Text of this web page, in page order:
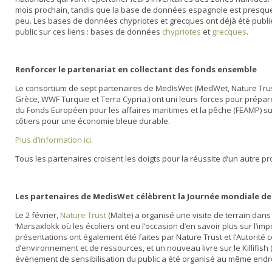
mois prochain, tandis que la base de données espagnole est
peu. Les bases de données chypriotes et grecques ont déjà été
public sur ces liens : bases de données chypriotes et grecques.
Renforcer le partenariat en collectant des fonds ensemble
Le consortium de sept partenaires de MedIsWet (MedWet, Nature
Grèce, WWF Turquie et Terra Cypria.) ont uni leurs forces pour
du Fonds Européen pour les affaires maritimes et la pêche (FEAMP)
côtiers pour une économie bleue durable.
Plus d’information ici.
Tous les partenaires croisent les doigts pour la réussite d’un autre
Les partenaires de MedisWet célèbrent la Journée mondiale
Le 2 février, Nature Trust (Malte) a organisé une visite de terrain
‘Marsaxlokk où les écoliers ont eu l’occasion d’en savoir plus sur
présentations ont également été faites par Nature Trust et l’Autorité
d’environnement et de ressources, et un nouveau livre sur le Killifish (
événement de sensibilisation du public a été organisé au même